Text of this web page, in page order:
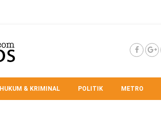
HUKUM & KRIMINAL POLITIK METRO